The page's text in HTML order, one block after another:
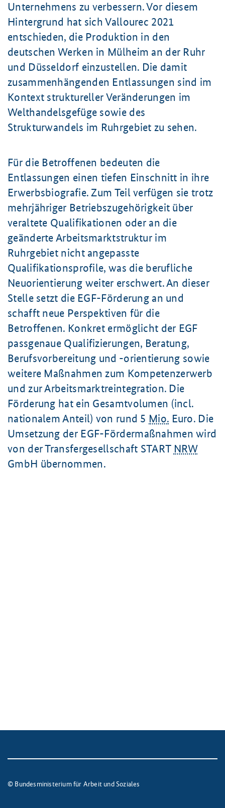
Unternehmens zu verbessern. Vor diesem
Hintergrund hat sich Vallourec 2021
entschieden, die Produktion in den
deutschen Werken in Mülheim an der Ruhr
und Düsseldorf einzustellen. Die damit
zusammen­hängenden Entlassungen sind im
Kontext struktureller Veränderungen im
Welthandelsgefüge sowie des
Strukturwandels im Ruhrgebiet zu sehen.
Für die Betroffenen bedeuten die
Entlassungen einen tiefen Einschnitt in ihre
Erwerbsbiografie. Zum Teil verfügen sie trotz
mehrjähriger Betriebs­zugehörig­keit über
veraltete Qualifikationen oder an die
geänderte Arbeits­markt­struktur im
Ruhrgebiet nicht angepasste
Qualifikationsprofile, was die berufliche
Neu­orientierung weiter erschwert. An dieser
Stelle setzt die EGF-Förderung an und
schafft neue Perspektiven für die
Betroffenen. Konkret ermöglicht der EGF
passgenaue Qualifizierungen, Beratung,
Berufs­vorbereitung und -orientierung sowie
weitere Maßnahmen zum Kompetenz­erwerb
und zur Arbeitsmarkt­reintegration. Die
Förderung hat ein Gesamtvolumen (incl.
nationalem Anteil) von rund 5 Mio. Euro. Die
Umsetzung der EGF-Fördermaßnahmen wird
von der Transfergesellschaft START NRW
GmbH übernommen.
© Bundesministerium für Arbeit und Soziales